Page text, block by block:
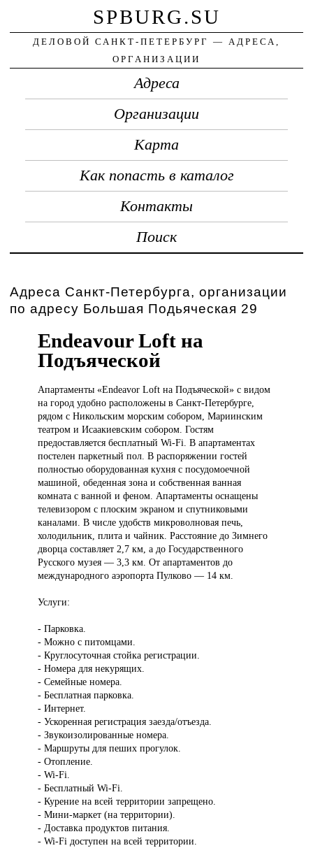
SPBURG.SU
ДЕЛОВОЙ САНКТ-ПЕТЕРБУРГ — АДРЕСА,
ОРГАНИЗАЦИИ
Адреса
Организации
Карта
Как попасть в каталог
Контакты
Поиск
Адреса Санкт-Петербурга, организации
по адресу Большая Подьяческая 29
Endeavour Loft на
Подъяческой
Апартаменты «EndeavorLoft на Подъяческой» с видом
на город удобно расположены в Санкт-Петербурге,
рядом с Никольским морским собором, Мариинским
театром и Исаакиевским собором. Гостям
предоставляется бесплатный Wi-Fi. В апартаментах
постелен паркетный пол. В распоряжении гостей
полностью оборудованная кухня с посудомоечной
машиной, обеденная зона и собственная ванная
комната с ванной и феном. Апартаменты оснащены
телевизором с плоским экраном и спутниковыми
каналами. В числе удобств микроволновая печь,
холодильник, плита и чайник. Расстояние до Зимнего
дворца составляет 2,7 км, а до Государственного
Русского музея — 3,3 км. От апартаментов до
международного аэропорта Пулково — 14 км.
Услуги:
- Парковка.
- Можно с питомцами.
- Круглосуточная стойка регистрации.
- Номера для некурящих.
- Семейные номера.
- Бесплатная парковка.
- Интернет.
- Ускоренная регистрация заезда/отъезда.
- Звукоизолированные номера.
- Маршруты для пеших прогулок.
- Отопление.
- Wi-Fi.
- Бесплатный Wi-Fi.
- Курение на всей территории запрещено.
- Мини-маркет (на территории).
- Доставка продуктов питания.
- Wi-Fi доступен на всей территории.